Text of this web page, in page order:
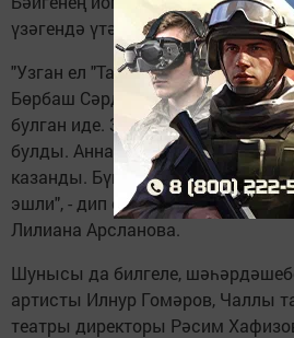
үзәгендә үтәчәк.
"Узган ел "Татар егете - 2022"
Бөрбаш Сәрдегәне авылы егете
булган иде. 35 егет арасыннан
булды. Аннан соң да бик күп
казанды. Бүгенге көндә ул
эшли", - дип сөйләде проект өчен
Лилиана Арсланова.
Шунысы да билгеле,
артисты Илнур Гомәров, Чаллы
театры директоры Рәсим